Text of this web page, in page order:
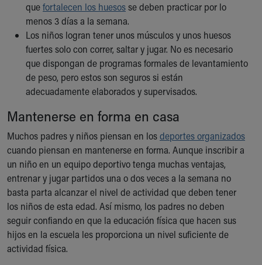
Our History
More childhood, please.™
Cincinnati Children's
Your Visit
MyChart Telehealth Visits
Directions
Doggie Brigade
Financial Services
Rest Accommodations
Visiting
Gift Shop
Department of Public Safety
Health Info
Health Information
Healthy Info, Healthy Kids
Inside Children's Blog
KidsHealth Topics
quefortalecen los huesosse deben practicar por lo
menos 3 días a la semana.
Los niños logran tener unos músculos y unos huesos
fuertes solo con correr, saltar y jugar. No es necesario
que dispongan de programas formales de levantamiento
de peso, pero estos son seguros si están
adecuadamente elaborados y supervisados.
Mantenerse en forma en casa
Muchos padres y niños piensan en losdeportes organizados
cuando piensan en mantenerse en forma. Aunque inscribir a
un niño en un equipo deportivo tenga muchas ventajas,
entrenar y jugar partidos una o dos veces a la semana no
basta parta alcanzar el nivel de actividad que deben tener
los niños de esta edad. Así mismo, los padres no deben
seguir confiando en que la educación física que hacen sus
hijos en la escuela les proporciona un nivel suficiente de
actividad física.